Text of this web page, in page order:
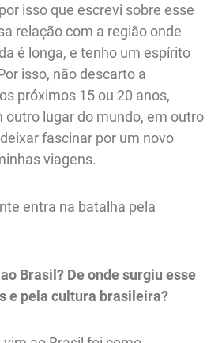
isso que escrevi sobre esse
relação com a região onde
é longa, e tenho um espírito
isso, não descarto a
próximos 15 ou 20 anos,
outro lugar do mundo, em outro
fascinar por um novo
viagens.
Brasil? De onde surgiu esse
e pela cultura brasileira?